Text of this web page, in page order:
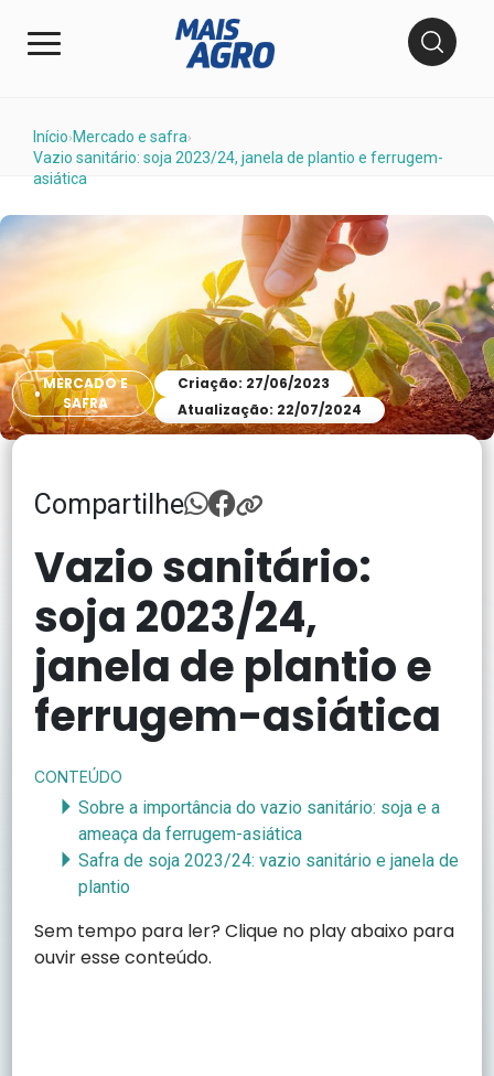
Início› Mercado e safra›
Vazio sanitário: soja 2023/24, janela de plantio e ferrugem-
asiática
MERCADO E
SAFRA
Criação: 27/06/2023
Atualização: 22/07/2024
Compartilhe
Vazio sanitário:
soja 2023/24,
janela de plantio e
ferrugem-asiática
CONTEÚDO
Sobre a importância do vazio sanitário: soja e a
ameaça da ferrugem-asiática
Safra de soja 2023/24: vazio sanitário e janela de
plantio
Sem tempo para ler? Clique no play abaixo para
ouvir esse conteúdo.